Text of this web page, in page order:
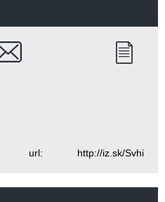
http://iz.sk/Svhi